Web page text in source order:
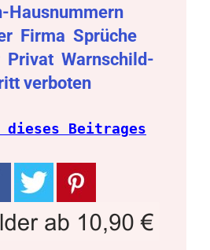
Hausnummern
Firma Sprüche
Privat Warnschild-
verboten
dieses Beitrages